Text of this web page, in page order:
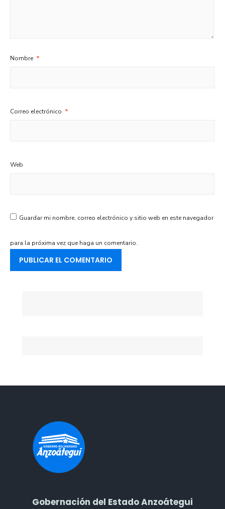
Nombre *
Correo electrónico *
Web
Guardar mi nombre, correo electrónico y sitio web en este navegador
para la próxima vez que haga un comentario.
Gobernación del Estado Anzoátegui